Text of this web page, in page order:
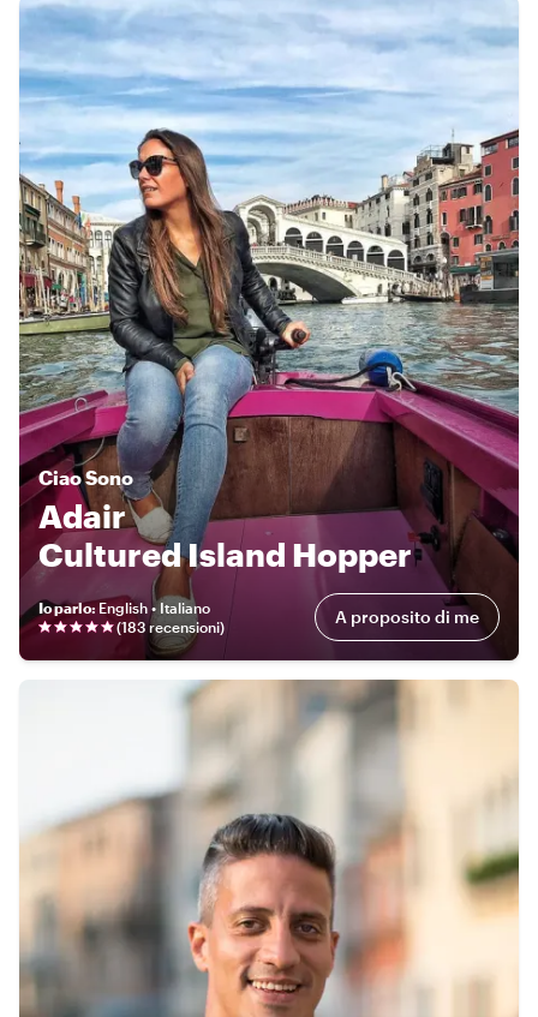
CiaoSono
Adair
Cultured Island Hopper
Io parlo: English • Italiano
(183 recensioni) A proposito di me